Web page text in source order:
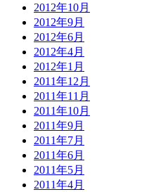
2012年10月
2012年9月
2012年6月
2012年4月
2012年1月
2011年12月
2011年11月
2011年10月
2011年9月
2011年7月
2011年6月
2011年5月
2011年4月